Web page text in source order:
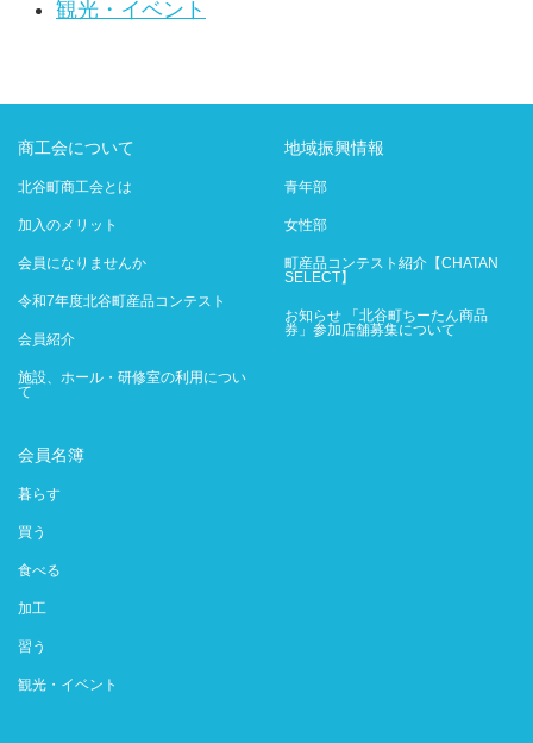
観光・イベント
商工会について
北谷町商工会とは
加入のメリット
会員になりませんか
令和7年度北谷町産品コンテスト
会員紹介
施設、ホール・研修室の利用につい
て
地域振興情報
青年部
女性部
町産品コンテスト紹介【CHATAN
SELECT】
お知らせ 「北谷町ちーたん商品
券」参加店舗募集について
会員名簿
暮らす
買う
食べる
加工
習う
観光・イベント